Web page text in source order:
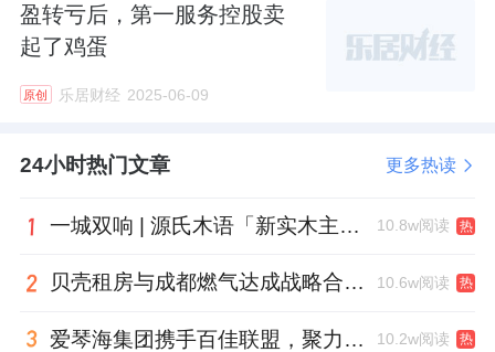
盈转亏后，第一服务控股卖
起了鸡蛋
原创 乐居财经 2025-06-09
24小时热门文章 更多热读
一城双响 | 源氏木语「新实木主义——黑标生活提案」发布会落地天津，黑标旗舰店盛大启幕 10.8w阅读 热
贝壳租房与成都燃气达成战略合作 打通安全巡检“最后一米” 10.6w阅读 热
爱琴海集团携手百佳联盟，聚力共拓存量商业新赛道 10.2w阅读 热